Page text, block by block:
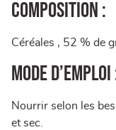
Composition :
Céréales , 52 % de
Mode d’emploi
Nourrir selon les
et sec.